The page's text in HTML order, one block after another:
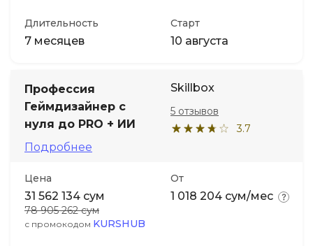
Длительность
7 месяцев
Старт
10 августа
Профессия
Геймдизайнер с
нуля до PRO + ИИ
Подробнее
Skillbox
3.7
5 отзывов
Цена
31 562 134 сум
78 905 262 сум
с промокодом KURSHUB
От
1 018 204 сум/мес